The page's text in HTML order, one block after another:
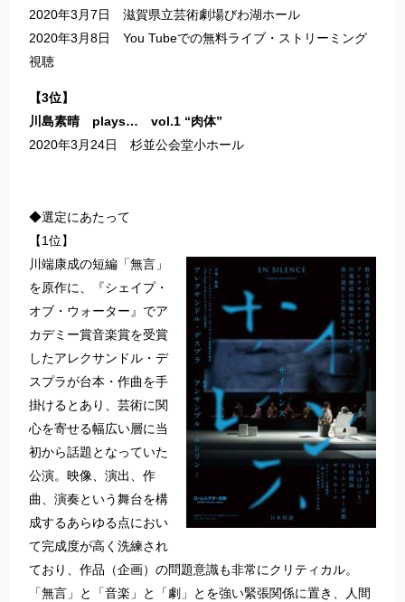
2020年3月7日 滋賀県立芸術劇場びわ湖ホール
2020年3月8日 You Tubeでの無料ライブ・ストリーミング
視聴
【3位】
川島素晴 plays… vol.1 “肉体”
2020年3月24日 杉並公会堂小ホール
◆選定にあたって
【1位】
川端康成の短編「無言」
を原作に、『シェイプ・
オブ・ウォーター』でア
カデミー賞音楽賞を受賞
したアレクサンドル・デ
スプラが台本・作曲を手
掛けるとあり、芸術に関
心を寄せる幅広い層に当
初から話題となっていた
公演。映像、演出、作
曲、演奏という舞台を構
成するあらゆる点におい
て完成度が高く洗練され
ており、作品（企画）の問題意識も非常にクリティカル。
「無言」と「音楽」と「劇」とを強い緊張関係に置き、人間